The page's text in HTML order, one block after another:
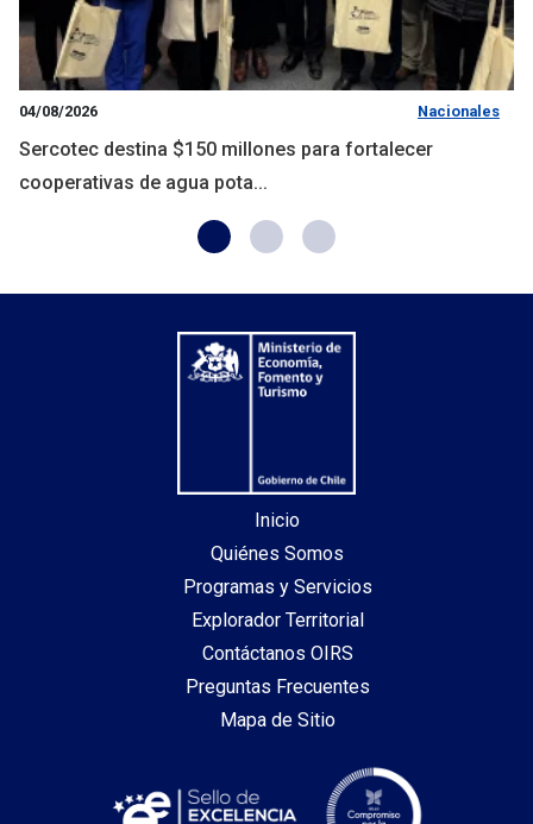
04/08/2026 Nacionales
Sercotec destina $150 millones para fortalecer
cooperativas de agua pota...
Inicio
Quiénes Somos
Programas y Servicios
Explorador Territorial
Contáctanos OIRS
Preguntas Frecuentes
Mapa de Sitio